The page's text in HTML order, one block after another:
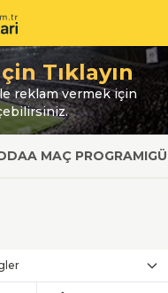
Tıklayın
reklam vermek için
MAÇ PROGRAMI